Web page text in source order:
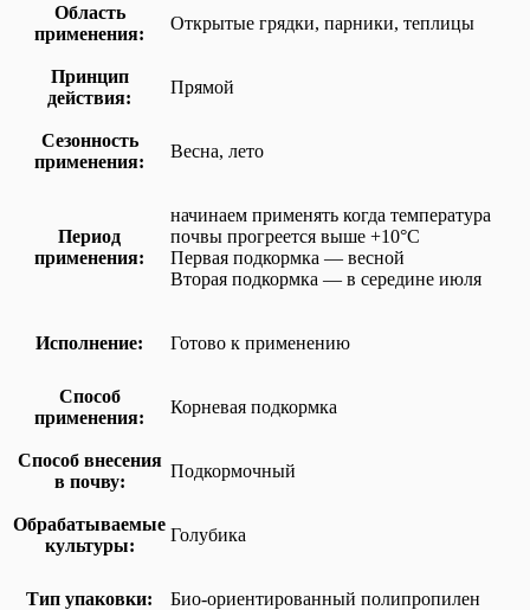
Область
применения:
Открытые грядки, парники, теплицы
Принцип
действия:
Прямой
Сезонность
применения:
Весна, лето
Период
применения:
начинаем применять когда температура
почвы прогреется выше +10°C
Первая подкормка — весной
Вторая подкормка — в середине июля
Исполнение: Готово к применению
Способ
применения:
Корневая подкормка
Способ внесения
в почву:
Подкормочный
Обрабатываемые
культуры:
Голубика
Тип упаковки: Био-ориентированный полипропилен